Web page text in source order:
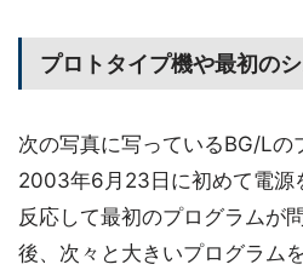
プロトタイプ機や最初の
次の写真に写っているBG/Lの
2003年6月23日に初めて電源
反応して最初のプログラムが
後、次々と大きいプログラム